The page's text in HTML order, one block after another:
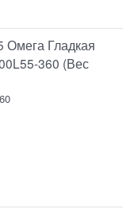
Омега Гладкая
360 (Вес